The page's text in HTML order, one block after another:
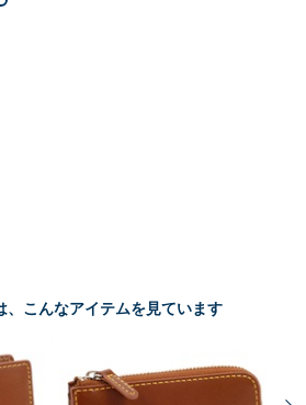
、こんなアイテムを見ています